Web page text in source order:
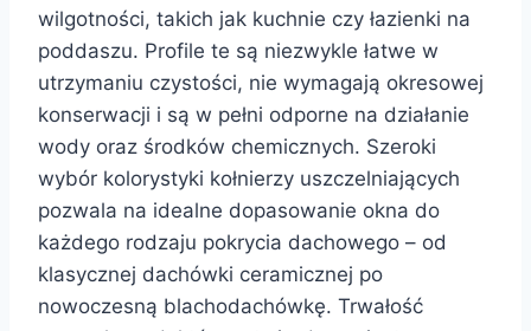
wilgotności, takich jak kuchnie czy łazienki na
poddaszu. Profile te są niezwykle łatwe w
utrzymaniu czystości, nie wymagają okresowej
konserwacji i są w pełni odporne na działanie
wody oraz środków chemicznych. Szeroki
wybór kolorystyki kołnierzy uszczelniających
pozwala na idealne dopasowanie okna do
każdego rodzaju pokrycia dachowego – od
klasycznej dachówki ceramicznej po
nowoczesną blachodachówkę. Trwałość